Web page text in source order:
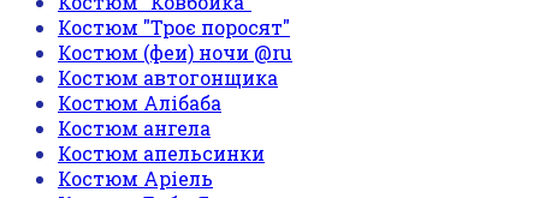
Костюм "Троє поросят"
Костюм (феи) ночи @ru
Костюм автогонщика
Костюм Алібаба
Костюм ангела
Костюм апельсинки
Костюм Аріель